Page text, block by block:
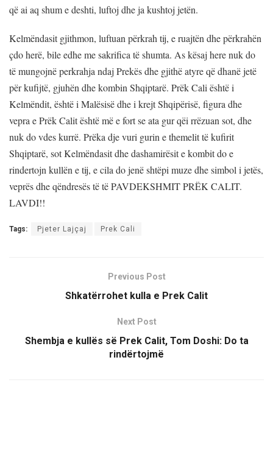
që ai aq shum e deshti, luftoj dhe ja kushtoj jetën.
Kelmëndasit gjithmon, luftuan përkrah tij, e ruajtën dhe përkrahën
çdo herë, bile edhe me sakrifica të shumta. As kësaj here nuk do
të mungojnë perkrahja ndaj Prekës dhe gjithë atyre që dhanë jetë
për kufijtë, gjuhën dhe kombin Shqiptarë. Prëk Cali është i
Kelmëndit, është i Malësisë dhe i krejt Shqipërisë, figura dhe
vepra e Prëk Calit është më e fort se ata gur qëi rrëzuan sot, dhe
nuk do vdes kurrë. Prëka dje vuri gurin e themelit të kufirit
Shqiptarë, sot Kelmëndasit dhe dashamirësit e kombit do e
rindertojn kullën e tij, e cila do jenë shtëpi muze dhe simbol i jetës,
veprës dhe qëndresës të të PAVDEKSHMIT PRËK CALIT.
LAVDI!!
Tags: Pjeter Lajçaj Prek Cali
Previous Post
Shkatërrohet kulla e Prek Calit
Next Post
Shembja e kullës së Prek Calit, Tom Doshi: Do ta
rindërtojmë